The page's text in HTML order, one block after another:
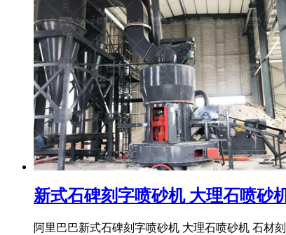
新式石碑刻字喷砂机 大理石喷砂
阿里巴巴新式石碑刻字喷砂机 大理石喷砂机 石材